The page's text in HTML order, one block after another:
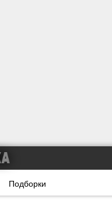
Подборки